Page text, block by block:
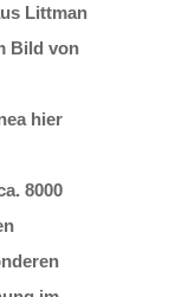
Littman
Bild von
hier
8000